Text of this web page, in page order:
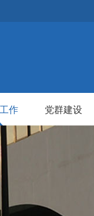
作 党群建设